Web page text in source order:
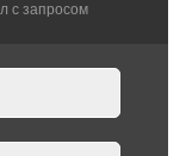
c запросом